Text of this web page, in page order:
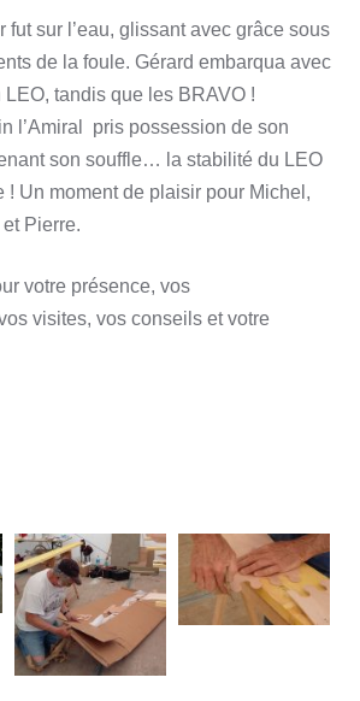
fut sur l’eau, glissant avec grâce sous
de la foule. Gérard embarqua avec
tandis que les BRAVO !
l’Amiral pris possession de son
son souffle… la stabilité du LEO
! Un moment de plaisir pour Michel,
Pierre.
votre présence, vos
visites, vos conseils et votre